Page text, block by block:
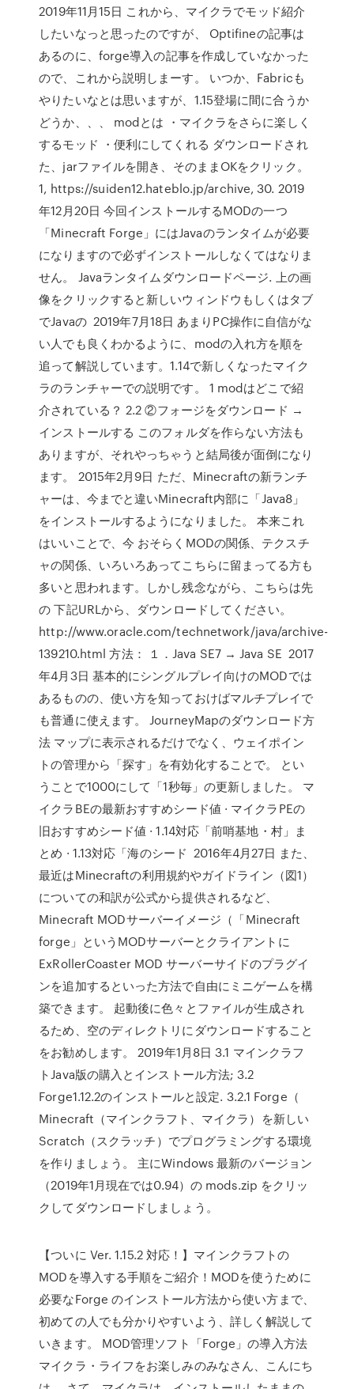
2019年11月15日 これから、マイクラでモッド紹介
したいなっと思ったのですが、 Optifineの記事は
あるのに、forge導入の記事を作成していなかった
ので、これから説明しまーす。 いつか、Fabricも
やりたいなとは思いますが、1.15登場に間に合うか
どうか、、、 modとは ・マイクラをさらに楽しく
するモッド ・便利にしてくれる ダウンロードされ
た、jarファイルを開き、そのままOKをクリック。
1, https://suiden12.hateblo.jp/archive, 30. 2019
年12月20日 今回インストールするMODの一つ
「Minecraft Forge」にはJavaのランタイムが必要
になりますので必ずインストールしなくてはなりま
せん。 Javaランタイムダウンロードページ. 上の画
像をクリックすると新しいウィンドウもしくはタブ
でJavaの 2019年7月18日 あまりPC操作に自信がな
い人でも良くわかるように、modの入れ方を順を
追って解説しています。1.14で新しくなったマイク
ラのランチャーでの説明です。 1 modはどこで紹
介されている？ 2.2 ②フォージをダウンロード →
インストールする このフォルダを作らない方法も
ありますが、それやっちゃうと結局後が面倒になり
ます。 2015年2月9日 ただ、Minecraftの新ランチ
ャーは、今までと違いMinecraft内部に「Java8」
をインストールするようになりました。 本来これ
はいいことで、今 おそらくMODの関係、テクスチ
ャの関係、いろいろあってこちらに留まってる方も
多いと思われます。しかし残念ながら、こちらは先
の 下記URLから、ダウンロードしてください。
http://www.oracle.com/technetwork/java/archive-
139210.html 方法： １．Java SE7 → Java SE 2017
年4月3日 基本的にシングルプレイ向けのMODでは
あるものの、使い方を知っておけばマルチプレイで
も普通に使えます。 JourneyMapのダウンロード方
法 マップに表示されるだけでなく、ウェイポイン
トの管理から「探す」を有効化することで。 とい
うことで1000にして「1秒毎」の更新しました。 マ
イクラBEの最新おすすめシード値 · マイクラPEの
旧おすすめシード値 · 1.14対応「前哨基地・村」ま
とめ · 1.13対応「海のシード 2016年4月27日 また、
最近はMinecraftの利用規約やガイドライン（図1）
についての和訳が公式から提供されるなど、
Minecraft MODサーバーイメージ（「Minecraft
forge」というMODサーバーとクライアントに
ExRollerCoaster MOD サーバーサイドのプラグイ
ンを追加するといった方法で自由にミニゲームを構
築できます。 起動後に色々とファイルが生成され
るため、空のディレクトリにダウンロードすること
をお勧めします。 2019年1月8日 3.1 マインクラフ
トJava版の購入とインストール方法; 3.2
Forge1.12.2のインストールと設定. 3.2.1 Forge（
Minecraft（マインクラフト、マイクラ）を新しい
Scratch（スクラッチ）でプログラミングする環境
を作りましょう。 主にWindows 最新のバージョン
（2019年1月現在では0.94）の mods.zip をクリッ
クしてダウンロードしましょう。
【ついに Ver. 1.15.2 対応！】マインクラフトの
MODを導入する手順をご紹介！MODを使うために
必要なForge のインストール方法から使い方まで、
初めての人でも分かりやすいよう、詳しく解説して
いきます。 MOD管理ソフト「Forge」の導入方法
マイクラ・ライフをお楽しみのみなさん、こんにち